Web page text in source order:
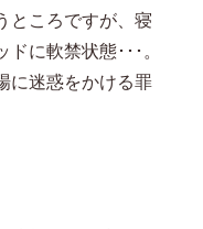
ところですが、寝
に軟禁状態･･･。
に迷惑をかける罪